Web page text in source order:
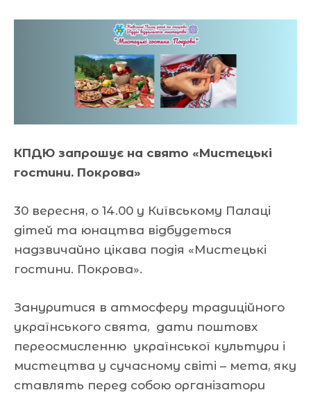
КПДЮ запрошує на свято «Мистецькі
гостини. Покрова»
30 вересня, о 14.00 у Київському Палаці
дітей та юнацтва відбудеться
надзвичайно цікава подія «Мистецькі
гостини. Покрова».
Зануритися в атмосферу традиційного
українського свята, дати поштовх
переосмисленню української культури і
мистецтва у сучасному світі – мета, яку
ставлять перед собою організатори